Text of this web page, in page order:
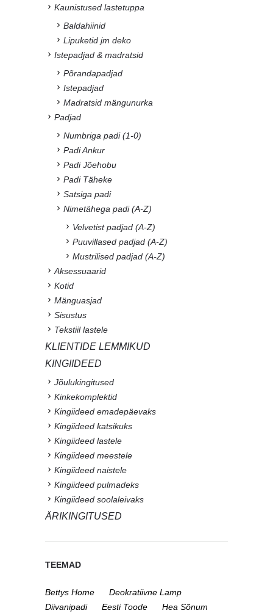
Kaunistused lastetuppa
Baldahiinid
Lipuketid jm deko
Istepadjad & madratsid
Põrandapadjad
Istepadjad
Madratsid mängunurka
Padjad
Numbriga padi (1-0)
Padi Ankur
Padi Jõehobu
Padi Täheke
Satsiga padi
Nimetähega padi (A-Z)
Velvetist padjad (A-Z)
Puuvillased padjad (A-Z)
Mustrilised padjad (A-Z)
Aksessuaarid
Kotid
Mänguasjad
Sisustus
Tekstiil lastele
KLIENTIDE LEMMIKUD
KINGIIDEED
Jõulukingitused
Kinkekomplektid
Kingiideed emadepäevaks
Kingiideed katsikuks
Kingiideed lastele
Kingiideed meestele
Kingiideed naistele
Kingiideed pulmadeks
Kingiideed soolaleivaks
ÄRIKINGITUSED
TEEMAD
Bettys Home
Deokratiivne Lamp
Diivanipadi
Eesti Toode
Hea Sõnum